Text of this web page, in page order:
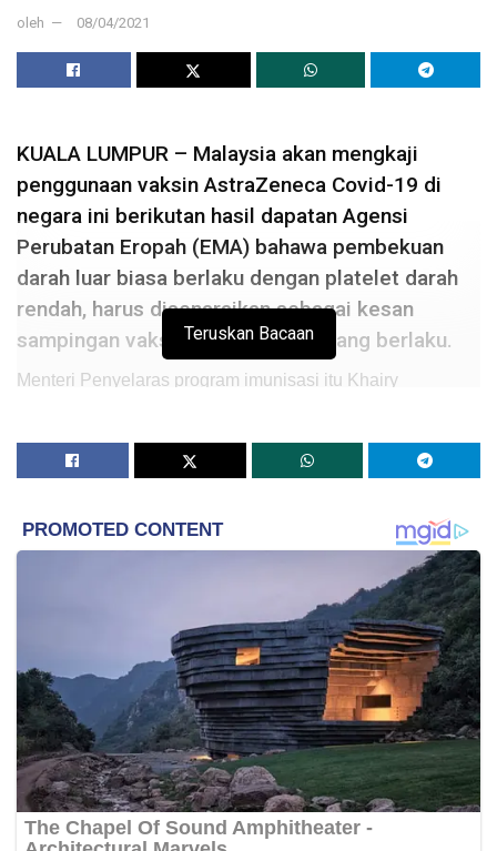
oleh 08/04/2021
KUALA LUMPUR – Malaysia akan mengkaji
penggunaan vaksin AstraZeneca Covid-19 di
negara ini berikutan hasil dapatan Agensi
Perubatan Eropah (EMA) bahawa pembekuan
darah luar biasa berlaku dengan platelet darah
rendah, harus disenaraikan sebagai kesan
sampingan vaksin yang sangat jarang berlaku.
Menteri Penyelaras program imunisasi itu Khairy
mempertimbangkan perkara itu.
vaksin AstraZeneca. JKJAV akan mempertimbangkan
perkara itu dan memutuskan sama ada kita akan terus
menggunakan AZ (AstraZeneca) dalam portfolio vaksin
negara kita. Keselamatan adalah perkara paling
katanya dalam Tweeternya hari ini.
Semalam, Khairy berkata, Malaysia masih mempunyai
masa untuk memutuskan sama ada akan meneruskan
dengan pengggunaan vaksin AstraZeneca, kerana ia
hanya akan tiba dari fasiliti COVAX pada Mei, nanti.
Jawatankuasa keselamatan EMA (PRAC), semalam
Teruskan Bacaan